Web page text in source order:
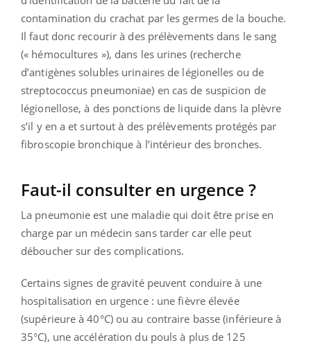
contamination du crachat par les germes de la bouche.
Il faut donc recourir à des prélèvements dans le sang
(« hémocultures »), dans les urines (recherche
d’antigènes solubles urinaires de légionelles ou de
streptococcus pneumoniae) en cas de suspicion de
légionellose, à des ponctions de liquide dans la plèvre
s’il y en a et surtout à des prélèvements protégés par
fibroscopie bronchique à l’intérieur des bronches.
Faut-il consulter en urgence ?
La pneumonie est une maladie qui doit être prise en
charge par un médecin sans tarder car elle peut
déboucher sur des complications.
Certains signes de gravité peuvent conduire à une
hospitalisation en urgence : une fièvre élevée
(supérieure à 40°C) ou au contraire basse (inférieure à
35°C), une accélération du pouls à plus de 125